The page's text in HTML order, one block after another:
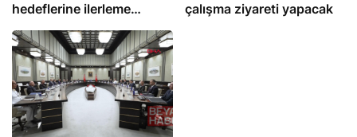
hedeflerine ilerleme
kaydedildi
çalışma ziyareti yapacak